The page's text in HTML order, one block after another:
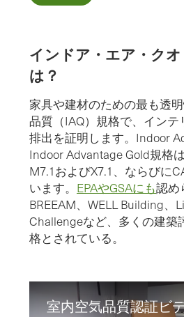
インドア・エア・ク
は？
家具や建材のための最も透
品質（IAQ）規格で、インテ
排出を証明します。Indoor
Indoor Advantage Gold規格
M7.1およびX7.1、ならびに
います。 EPAやGSAにも認め
BREEAM、WELL Building、
Challengeなど、多くの建築
格とされている。
室内空気品質認証ビ